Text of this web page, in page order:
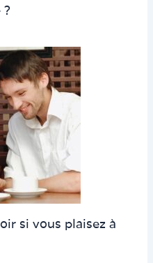
?
si vous plaisez à